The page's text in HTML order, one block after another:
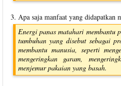
3. Apa saja manfaat yang didapatkan
Energi panas matahari membantu
tumbuhan yang disebut sebagai
membantu manusia, seperti
mengeringkan garam,
menjemur pakaian yang basah.